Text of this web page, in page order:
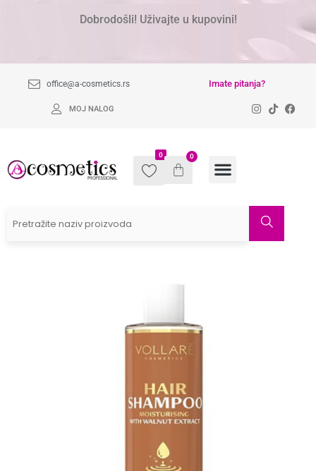
Dobrodošli! Uživajte u kupovini!
office@a-cosmetics.rs Imate pitanja?
MOJ NALOG
0 0